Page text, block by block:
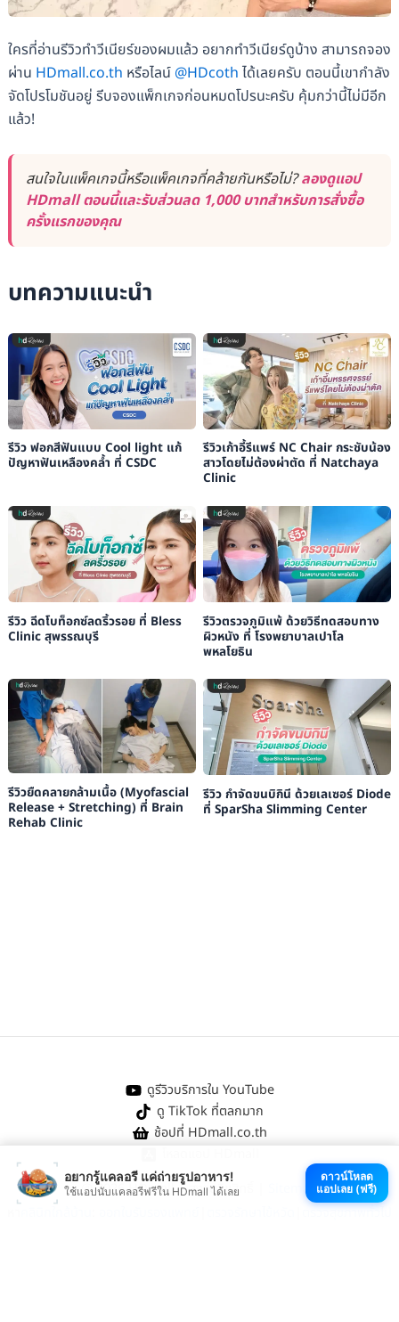
ใครที่อ่านรีวิวทำวีเนียร์ของผมแล้ว อยากทำวีเนียร์ดูบ้าง สามารถจอง
ผ่าน HDmall.co.th หรือไลน์ @HDcoth ได้เลยครับ ตอนนี้เขากำลัง
จัดโปรโมชันอยู่ รีบจองแพ็กเกจก่อนหมดโปรนะครับ คุ้มกว่านี้ไม่มีอีก
แล้ว!
สนใจในแพ็คเกจนี้หรือแพ็คเกจที่คล้ายกันหรือไม่?ลองดูแอป
HDmall ตอนนี้และรับส่วนลด 1,000 บาทสำหรับการสั่งซื้อ
ครั้งแรกของคุณ
บทความแนะนำ
รีวิว ฟอกสีฟันแบบ Cool light แก้
ปัญหาฟันเหลืองคล้ำ ที่ CSDC
รีวิวเก้าอี้รีแพร์ NC Chair กระชับน้อง
สาวโดยไม่ต้องผ่าตัด ที่ Natchaya
Clinic
รีวิว ฉีดโบท็อกซ์ลดริ้วรอย ที่ Bless
Clinic สุพรรณบุรี
รีวิวตรวจภูมิแพ้ ด้วยวิธีทดสอบทาง
ผิวหนัง ที่ โรงพยาบาลเปาโล
พหลโยธิน
รีวิวยืดคลายกล้ามเนื้อ (Myofascial
Release + Stretching) ที่ Brain
Rehab Clinic
รีวิว กำจัดขนบิกินี ด้วยเลเซอร์ Diode
ที่ SparSha Slimming Center
ดูรีวิวบริการใน YouTube
ดู TikTok ที่ตลกมาก
ช้อปที่ HDmall.co.th
@ 2026 HDmall | สงวนลิขสิทธิ์ |
Sitemap
ตรวจสุขภาพทั่วไป
อยากรู้แคลอรี แค่ถ่ายรูปอาหาร!
ใช้แอปนับแคลอรีฟรีใน HDmall ได้เลย
ดาวน์โหลด
แอปเลย (ฟรี)